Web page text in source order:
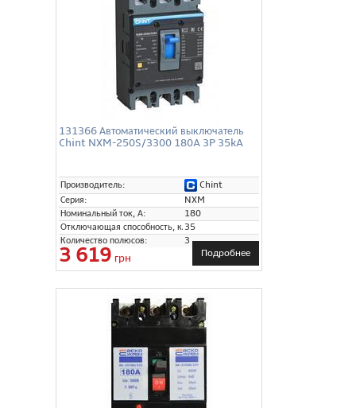
131366 Автоматический выключатель
Chint NXM-250S/3300 180A 3P 35kA
Производитель:
Chint
Серия:
NXM
Номинальный ток, А:
180
Отключающая способность, кА:35
Количество полюсов:
3
3 619 грн Подробнее